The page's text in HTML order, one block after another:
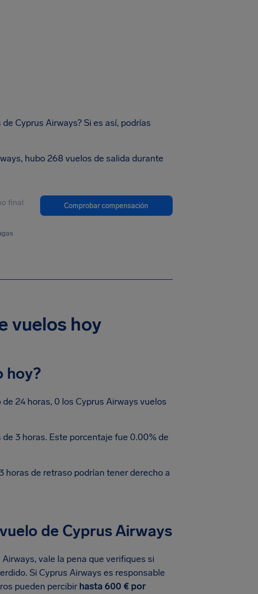
Cyprus Airways? Si es así, podrías
hubo 268 vuelos de salida durante
Comprobar compensación
vuelos hoy
hoy?
24 horas, 0 los Cyprus Airways vuelos
3 horas. Este porcentaje fue 0.00% de
horas de retraso podrían tener derecho a
de Cyprus Airways
vale la pena que verifiques si
Si Cyprus Airways es responsable
pueden percibir hasta 600 € por